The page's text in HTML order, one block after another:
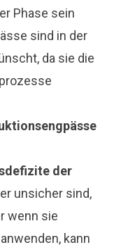
Phase sein
sind in der
da sie die
der
unsicher sind,
wenn sie
kann